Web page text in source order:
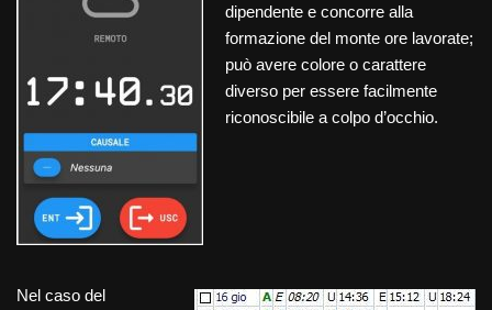
dipendente e concorre alla
formazione del monte ore lavorate;
può avere colore o carattere
diverso per essere facilmente
riconoscibile a colpo d’occhio.
Nel caso del